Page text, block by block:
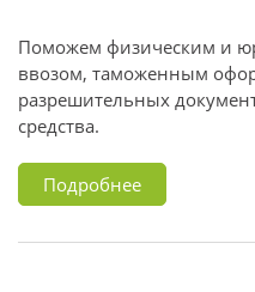
Поможем физическим и
ввозом, таможенным
разрешительных
средства.
Подробнее